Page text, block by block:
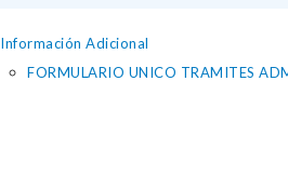
Información Adicional
FORMULARIO UNICO TRAMITES